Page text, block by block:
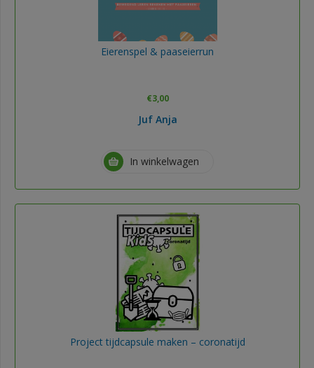
Eierenspel & paaseierrun
€3,00
Juf Anja
In winkelwagen
Project tijdcapsule maken – coronatijd